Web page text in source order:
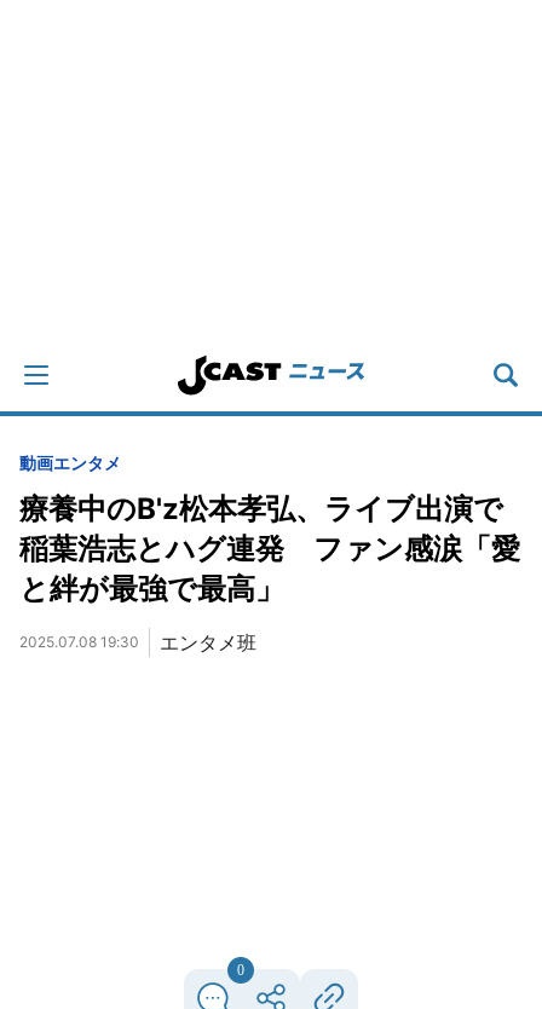
動画エンタメ
療養中のB'z松本孝弘、ライブ出演で
稲葉浩志とハグ連発 ファン感涙「愛
と絆が最強で最高」
2025.07.08 19:30 エンタメ班
0